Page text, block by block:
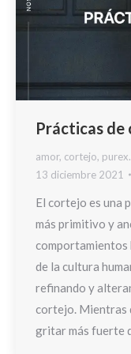
Prácticas de
amor, cortejo,
13 diciembre 2021
El cortejo es una
más primitivo y
comportamientos
de la cultura
refinando y
cortejo. Mientras
gritar más fuerte